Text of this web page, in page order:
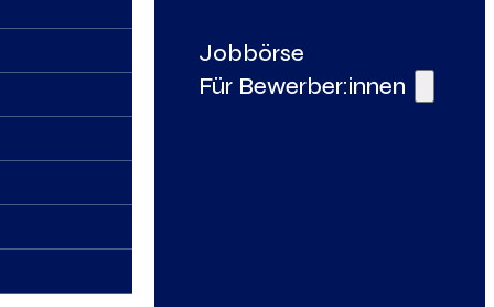
Jobbörse
Für Bewerber:innen